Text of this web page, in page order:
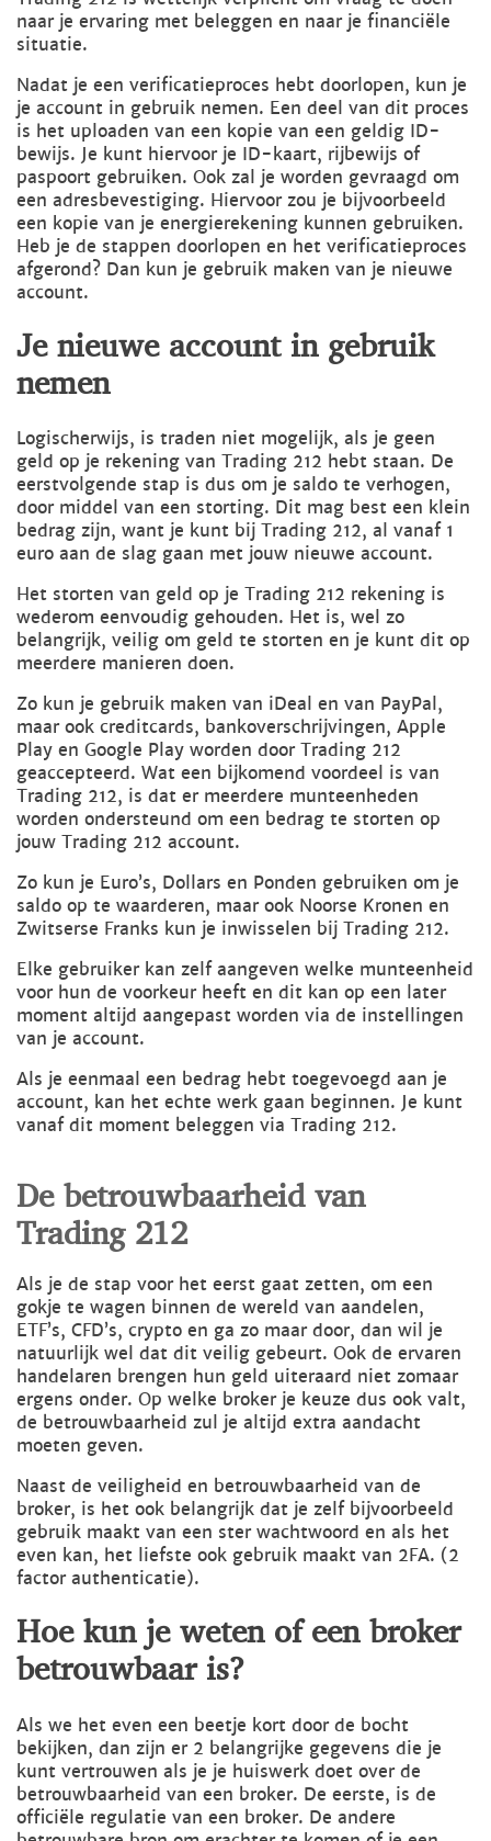
naar je ervaring met beleggen en naar je financiële
situatie.
Nadat je een verificatieproces hebt doorlopen, kun je
je account in gebruik nemen. Een deel van dit proces
is het uploaden van een kopie van een geldig ID-
bewijs. Je kunt hiervoor je ID-kaart, rijbewijs of
paspoort gebruiken. Ook zal je worden gevraagd om
een adresbevestiging. Hiervoor zou je bijvoorbeeld
een kopie van je energierekening kunnen gebruiken.
Heb je de stappen doorlopen en het verificatieproces
afgerond? Dan kun je gebruik maken van je nieuwe
account.
Je nieuwe account in gebruik
nemen
Logischerwijs, is traden niet mogelijk, als je geen
geld op je rekening van Trading 212 hebt staan. De
eerstvolgende stap is dus om je saldo te verhogen,
door middel van een storting. Dit mag best een klein
bedrag zijn, want je kunt bij Trading 212, al vanaf 1
euro aan de slag gaan met jouw nieuwe account.
Het storten van geld op je Trading 212 rekening is
wederom eenvoudig gehouden. Het is, wel zo
belangrijk, veilig om geld te storten en je kunt dit op
meerdere manieren doen.
Zo kun je gebruik maken van iDeal en van PayPal,
maar ook creditcards, bankoverschrijvingen, Apple
Play en Google Play worden door Trading 212
geaccepteerd. Wat een bijkomend voordeel is van
Trading 212, is dat er meerdere munteenheden
worden ondersteund om een bedrag te storten op
jouw Trading 212 account.
Zo kun je Euro’s, Dollars en Ponden gebruiken om je
saldo op te waarderen, maar ook Noorse Kronen en
Zwitserse Franks kun je inwisselen bij Trading 212.
Elke gebruiker kan zelf aangeven welke munteenheid
voor hun de voorkeur heeft en dit kan op een later
moment altijd aangepast worden via de instellingen
van je account.
Als je eenmaal een bedrag hebt toegevoegd aan je
account, kan het echte werk gaan beginnen. Je kunt
vanaf dit moment beleggen via Trading 212.
De betrouwbaarheid van
Trading 212
Als je de stap voor het eerst gaat zetten, om een
gokje te wagen binnen de wereld van aandelen,
ETF’s, CFD’s, crypto en ga zo maar door, dan wil je
natuurlijk wel dat dit veilig gebeurt. Ook de ervaren
handelaren brengen hun geld uiteraard niet zomaar
ergens onder. Op welke broker je keuze dus ook valt,
de betrouwbaarheid zul je altijd extra aandacht
moeten geven.
Naast de veiligheid en betrouwbaarheid van de
broker, is het ook belangrijk dat je zelf bijvoorbeeld
gebruik maakt van een ster wachtwoord en als het
even kan, het liefste ook gebruik maakt van 2FA. (2
factor authenticatie).
Hoe kun je weten of een broker
betrouwbaar is?
Als we het even een beetje kort door de bocht
bekijken, dan zijn er 2 belangrijke gegevens die je
kunt vertrouwen als je je huiswerk doet over de
betrouwbaarheid van een broker. De eerste, is de
officiële regulatie van een broker. De andere